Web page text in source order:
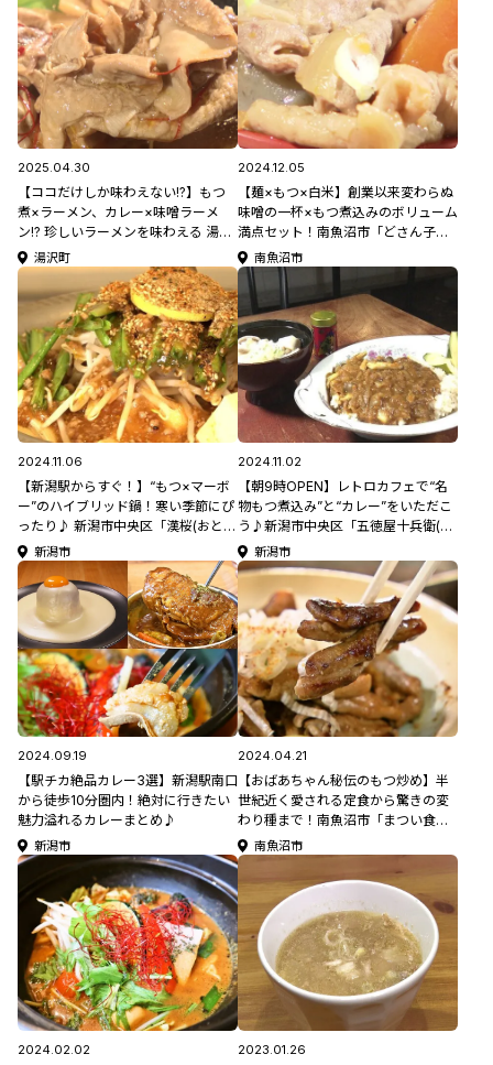
2025.04.30
【ココだけしか味わえない!?】もつ
煮×ラーメン、カレー×味噌ラーメ
ン!? 珍しいラーメンを味わえる 湯沢
町「道の駅みつまた」
湯沢町
2024.12.05
【麺×もつ×白米】創業以来変わらぬ
味噌の一杯×もつ煮込みのボリューム
満点セット！南魚沼市「どさん子塩
沢17号店」
南魚沼市
2024.11.06
【新潟駅からすぐ！】“もつ×マーボ
ー”のハイブリッド鍋！寒い季節にぴ
ったり♪ 新潟市中央区「漢桜(おとこ
ばな)」
新潟市
2024.11.02
【朝9時OPEN】レトロカフェで“名
物もつ煮込み”と“カレー”をいただこ
う♪新潟市中央区「五徳屋十兵衛(ご
とくやじゅうべえ)」
新潟市
2024.09.19
【駅チカ絶品カレー3選】新潟駅南口
から徒歩10分圏内！絶対に行きたい
魅力溢れるカレーまとめ♪
新潟市
2024.04.21
【おばあちゃん秘伝のもつ炒め】半
世紀近く愛される定食から驚きの変
わり種まで！南魚沼市「まつい食
堂」南魚沼市
2024.02.02 2023.01.26